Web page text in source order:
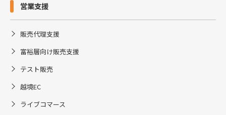
営業支援
販売代理支援
富裕層向け販売支援
テスト販売
越境EC
ライブコマース